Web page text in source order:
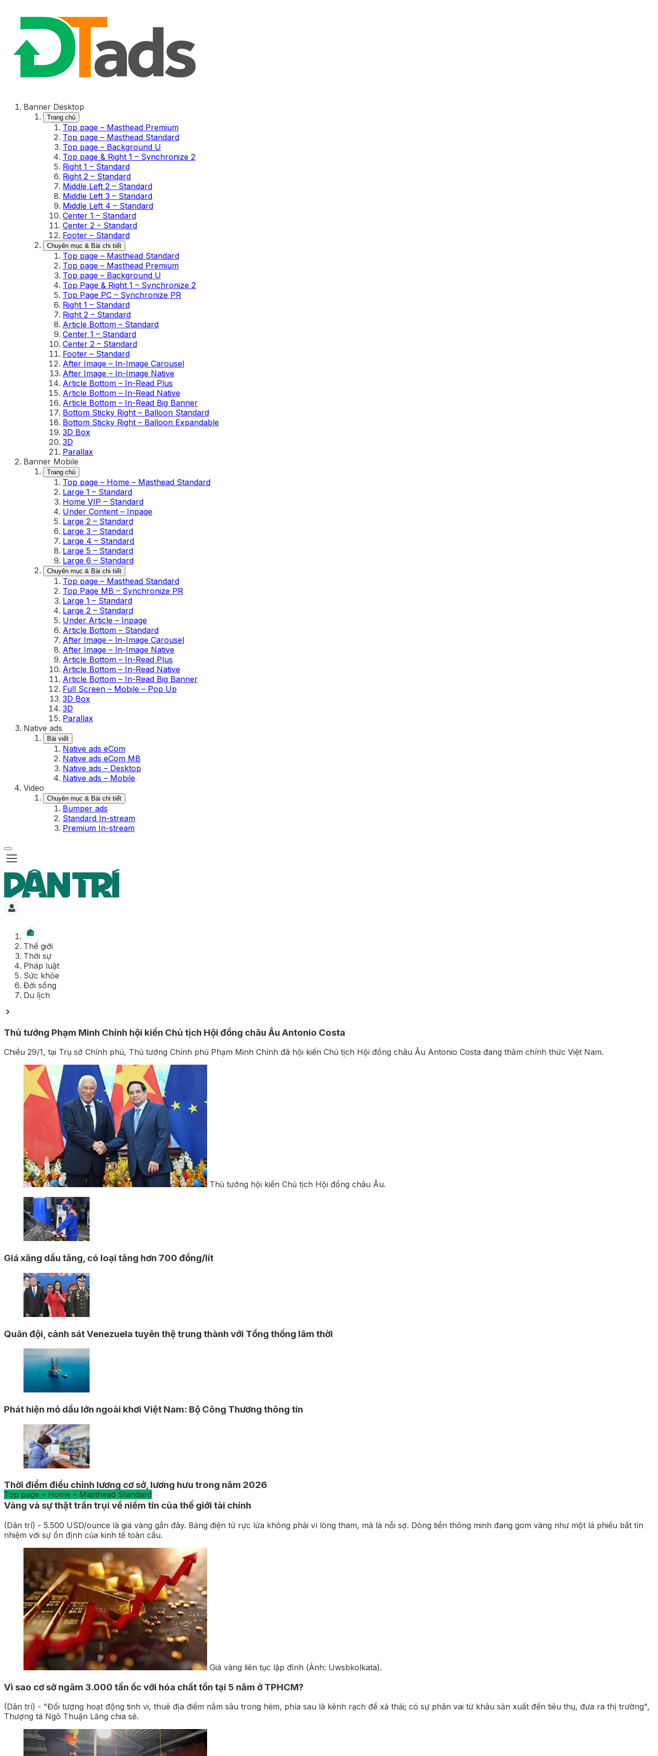
Banner Desktop
Trang chủ
Top page – Masthead Premium
Top page – Masthead Standard
Top page – Background U
Top page & Right 1 – Synchronize 2
Right 1 – Standard
Right 2 – Standard
Middle Left 2 – Standard
Middle Left 3 – Standard
Middle Left 4 – Standard
Center 1 – Standard
Center 2 – Standard
Footer – Standard
Chuyên mục & Bài chi tiết
Top page – Masthead Standard
Top page – Masthead Premium
Top page – Background U
Top Page & Right 1 – Synchronize 2
Top Page PC – Synchronize PR
Right 1 – Standard
Right 2 – Standard
Article Bottom – Standard
Center 1 – Standard
Center 2 – Standard
Footer – Standard
After Image – In-Image Carousel
After Image – In-Image Native
Article Bottom – In-Read Plus
Article Bottom – In-Read Native
Article Bottom – In-Read Big Banner
Bottom Sticky Right – Balloon Standard
Bottom Sticky Right – Balloon Expandable
3D Box
3D
Parallax
Banner Mobile
Trang chủ
Top page – Home – Masthead Standard
Large 1 – Standard
Home VIP – Standard
Under Content – Inpage
Large 2 – Standard
Large 3 – Standard
Large 4 – Standard
Large 5 – Standard
Large 6 – Standard
Chuyên mục & Bài chi tiết
Top page – Masthead Standard
Top Page MB – Synchronize PR
Large 1 – Standard
Large 2 – Standard
Under Article – Inpage
Article Bottom – Standard
After Image – In-Image Carousel
After Image – In-Image Native
Article Bottom – In-Read Plus
Article Bottom – In-Read Native
Article Bottom – In-Read Big Banner
Full Screen – Mobile – Pop Up
3D Box
3D
Parallax
Native ads
Bài viết
Native ads eCom
Native ads eCom MB
Native ads – Desktop
Native ads – Mobile
Video
Chuyên mục & Bài chi tiết
Bumper ads
Standard In-stream
Premium In-stream
Thế giới
Thời sự
Pháp luật
Sức khỏe
Đời sống
Du lịch
Thủ tướng Phạm Minh Chính hội kiến Chủ tịch Hội đồng châu Âu Antonio Costa
Chiều 29/1, tại Trụ sở Chính phủ, Thủ tướng Chính phủ Phạm Minh Chính đã hội kiến Chủ tịch Hội đồng châu Âu Antonio Costa đang thăm chính thức Việt Nam.
Thủ tướng hội kiến Chủ tịch Hội đồng châu Âu.
Giá xăng dầu tăng, có loại tăng hơn 700 đồng/lít
Quân đội, cảnh sát Venezuela tuyên thệ trung thành với Tổng thống lâm thời
Phát hiện mỏ dầu lớn ngoài khơi Việt Nam: Bộ Công Thương thông tin
Thời điểm điều chỉnh lương cơ sở, lương hưu trong năm 2026
Vàng và sự thật trần trụi về niềm tin của thế giới tài chính
(Dân trí) - 5.500 USD/ounce là giá vàng gần đây. Bảng điện tử rực lửa không phải vì lòng tham, mà là nỗi sợ. Dòng tiền thông minh đang gom vàng như một lá phiếu bất tín
nhiệm với sự ổn định của kinh tế toàn cầu.
Giá vàng liên tục lập đỉnh (Ảnh: Uwsbkolkata).
Vì sao cơ sở ngâm 3.000 tấn ốc với hóa chất tồn tại 5 năm ở TPHCM?
(Dân trí) - "Đối tượng hoạt động tinh vi, thuê địa điểm nằm sâu trong hẻm, phía sau là kênh rạch để xả thải; có sự phân vai từ khâu sản xuất đến tiêu thụ, đưa ra thị trường",
Thượng tá Ngô Thuận Lăng chia sẻ.